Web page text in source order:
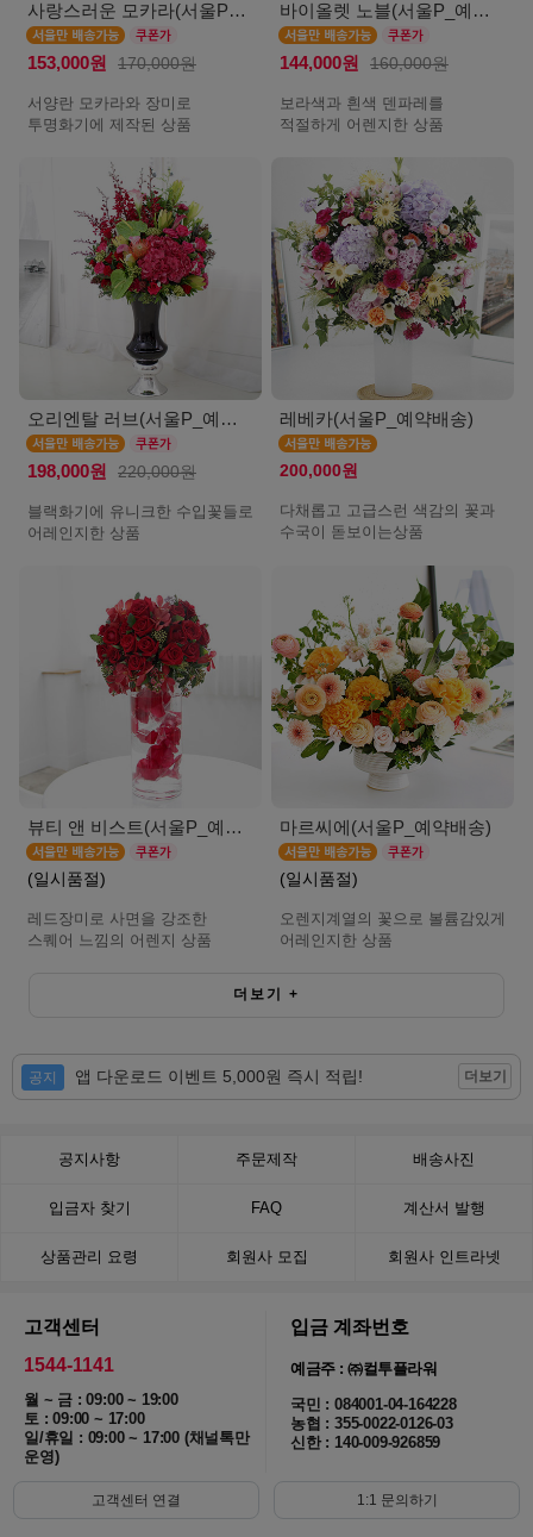
사랑스러운 모카라(서울P_예약배송)
153,000원 170,000원
서양란 모카라와 장미로
투명화기에 제작된 상품
바이올렛 노블(서울P_예약배송)
144,000원 160,000원
보라색과 흰색 덴파레를
적절하게 어렌지한 상품
오리엔탈 러브(서울P_예약배송)
198,000원 220,000원
블랙화기에 유니크한 수입꽃들로
어레인지한 상품
레베카(서울P_예약배송)
200,000원
다채롭고 고급스런 색감의 꽃과
수국이 돋보이는상품
뷰티 앤 비스트(서울P_예약배송)
(일시품절)
레드장미로 사면을 강조한
스퀘어 느낌의 어렌지 상품
마르씨에(서울P_예약배송)
(일시품절)
오렌지계열의 꽃으로 볼륨감있게
어레인지한 상품
더보기 +
공지 앱 다운로드 이벤트 5,000원 즉시 적립! 더보기
공지사항 주문제작 배송사진
입금자 찾기 FAQ 계산서 발행
상품관리 요령 회원사 모집 회원사 인트라넷
고객센터
1544-1141
월 ~ 금 : 09:00 ~ 19:00
토 : 09:00 ~ 17:00
일/휴일 : 09:00 ~ 17:00 (채널톡만
운영)
입금 계좌번호
예금주 : ㈜컬투플라워
국민 : 084001-04-164228
농협 : 355-0022-0126-03
신한 : 140-009-926859
고객센터 연결 1:1 문의하기